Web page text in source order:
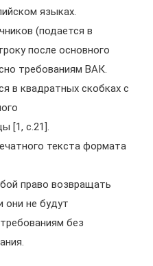
языках.
(подается в
после основного
требованиям ВАК.
в квадратных скобках с
[1, с.21].
текста формата
право возвращать
они не будут
без